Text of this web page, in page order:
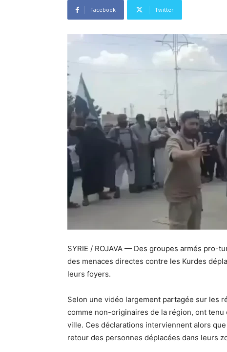
Facebook Twitter
SYRIE / ROJAVA — Des groupes armés pro-
des menaces directes contre les Kurdes
leurs foyers.
Selon une vidéo largement partagée sur les
comme non-originaires de la région, ont
ville. Ces déclarations interviennent alors
retour des personnes déplacées dans leurs